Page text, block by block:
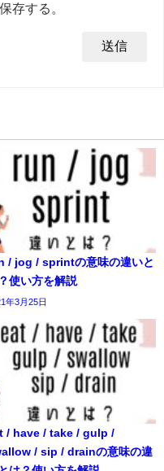
存する。
/ jog / sprintの意味の違いと
使い方を解説
年3月25日
/ have / take / gulp /
/ sip / drainの意味の違